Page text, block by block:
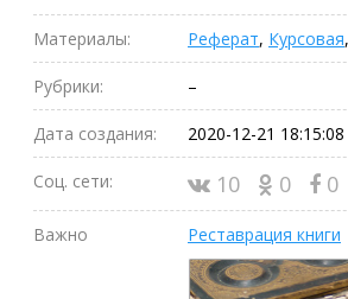
Материалы: Реферат, Курсовая,
Рубрики: –
Дата создания: 2020-12-21 18:15:08
Соц. сети: 10 0 0
Важно Реставрация книги